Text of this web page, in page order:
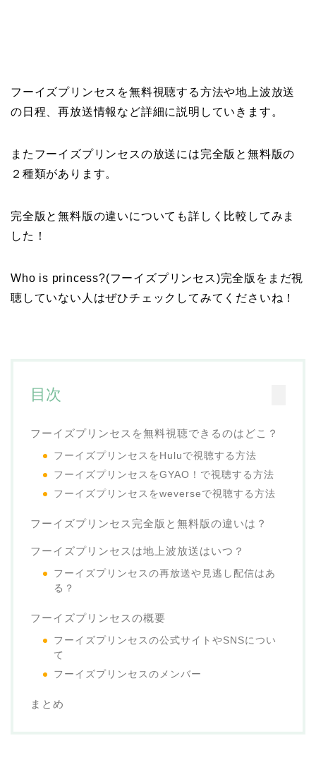
フーイズプリンセスを無料視聴する方法や地上波放送
の日程、再放送情報など詳細に説明していきます。
またフーイズプリンセスの放送には完全版と無料版の
２種類があります。
完全版と無料版の違いについても詳しく比較してみま
した！
Who is princess?(フーイズプリンセス)完全版をまだ視
聴していない人はぜひチェックしてみてくださいね！
目次
フーイズプリンセスを無料視聴できるのはどこ？
フーイズプリンセスをHuluで視聴する方法
フーイズプリンセスをGYAO！で視聴する方法
フーイズプリンセスをweverseで視聴する方法
フーイズプリンセス完全版と無料版の違いは？
フーイズプリンセスは地上波放送はいつ？
フーイズプリンセスの再放送や見逃し配信はあ
る？
フーイズプリンセスの概要
フーイズプリンセスの公式サイトやSNSについ
て
フーイズプリンセスのメンバー
まとめ